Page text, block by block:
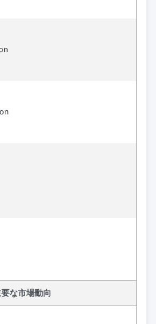
な市場動向